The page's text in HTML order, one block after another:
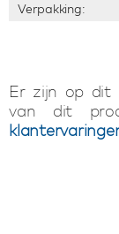
Verpakking:
Er zijn op dit
van dit